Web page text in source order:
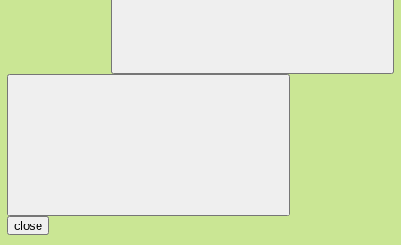
close